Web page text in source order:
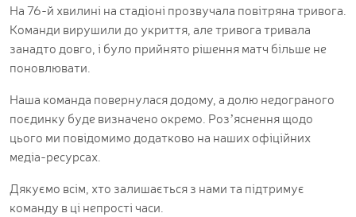
На 76-й хвилині на стадіоні прозвучала повітряна тривога.
Команди вирушили до укриття, але тривога тривала
занадто довго, і було прийнято рішення матч більше не
поновлювати.
Наша команда повернулася додому, а долю недограного
поєдинку буде визначено окремо. Роз’яснення щодо
цього ми повідомимо додатково на наших офіційних
медіа-ресурсах.
Дякуємо всім, хто залишається з нами та підтримує
команду в ці непрості часи.